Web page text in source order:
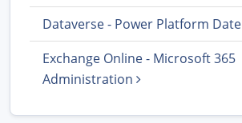
Dataverse - Power Platform
Exchange Online - Microsoft 365
Administration